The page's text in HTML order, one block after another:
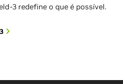
3 redefine o que é possível.